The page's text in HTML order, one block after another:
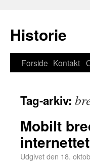
Historie
Forside Kontakt
Tag-arkiv:
Mobilt
internettet
Udgivet den 18.